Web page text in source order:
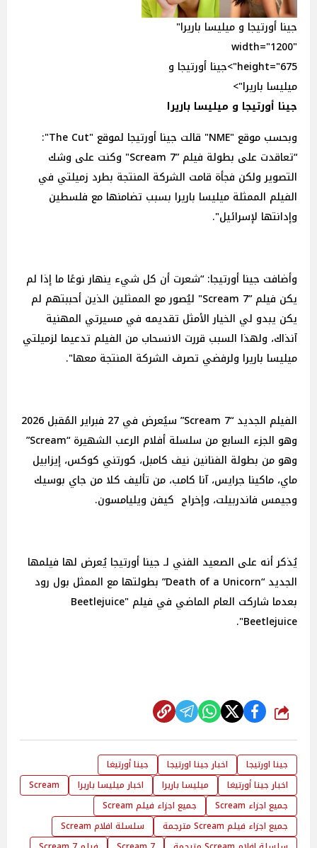
جينا أورتيجا و ميليسا باريرا"
width="1200"
height="675">جينا أورتيجا و
ميليسا باريرا">
جينا أورتيجا و ميليسا باريرا
وبحسب موقع "NME" قالت جينا أورتيجا لموقع "The Cut":
“تعاقدت على بطولة فيلم ”Scream 7" وكنت على وشك
التصوير ولكن فجأة قامت الشركة المنتجة بطرد زميلتي في
الفيلم الممثلة ميليسا باريرا بسبب تضامنها مع فلسطين
وإدانتها لإسرائيل".
وأضافت جينا أورتيجا: “شعرت أن كل شيء ينهار نوعًا ما إذا لم
يكن فيلم ”Scream 7" ليُصور مع الممثلين الذين أحببتهم لم
يكن يبدو لي الخيار الأمثل تقديمه في مسيرتي المهنية
آنذاك، ولهذا السبب قررت الانسحاب من الفيلم تدعيما لزميلتي
ميليسا باريرا ولرفضي تصرف الشركة المنتجة معها".
الفيلم الجديد “Scream 7” سيُعرض في 27 فبراير المُقبل 2026
وهو الجزء السابع من سلسلة أفلام الرعب الشهيرة “Scream”
وهو من بطولة الفنانين نيف كامبل، كورتني كوكس، إيزابيل
ماي، ماكينا جرايس، آنا كامب، من تأليف كلا من جاي بوسيك
وجيمس فاندربيلت، وإخراج كيفن ويليامسون.
يُذكر أنه على الصعيد الفني لـ جينا أورتيجا يُعرض لها فيلمها
الجديد “Death of a Unicorn” بطولتها مع الممثل بول رود
بعدما شاركت العام الماضي في فيلم "Beetlejuice
Beetlejuice".
شارك
جينا اورتيجا اخبار جينا اورتيجا
جينا أورتيغا
اخبار جينا أورتيغا
ميليسا باريرا اخبار ميليسا باريرا
Scream
جميع اجزاء Scream
جميع اجزاء فيلم Scream
جميع اجزاء فيلم Scream مترجمة
سلسلة افلام Scream